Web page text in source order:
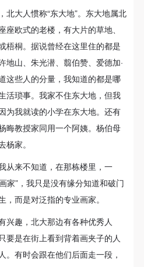
生来得颇为自然，尤其是他
夺，大部分时间只能以画朋
这个原因，不带有过多的目
时体现李宗津在写实方面的
患难之中与周围朋友工友之间
才能，早年所画《东方红》
北大人惯称“东大地”。东大地属北
欧式的老楼，有大片的草地、
梧桐。据说曾经在这里住的都是
地山、朱光潜、翦伯赞、爱德加·
这些人的分量，我知道的都是哪
活琐事。我家不住东大地，但我
为我就读的小学在东大地。还有
晦教授家同用一个阿姨。杨伯母
杨家。
从来不知道，在那栋楼里，一
家”，我只是没有缘分知道和破门
而是对泛指的专业画家。
兴趣，北大那边有各种优秀人
要是在街上看到背着画夹子的人
。有时会跟在他们后面走一段，
的带有甲方肖像的作品内
术馆②中央美术学院校园
教育部策划或执行的一切活
美术学院图书出版、销售
国外。
甲方肖像权的任何媒介
费用由乙方承担。
像的作品无需支付甲方任何
的带有甲方肖像的作品内
术馆②中央美术学院校园
教育部策划或执行的一切活
美术学院图书出版、销售
国外。
甲方肖像权的任何媒介
费用由乙方承担。
像的作品无需支付甲方任何
的带有甲方肖像的作品内
术馆②中央美术学院校园
教育部策划或执行的一切活
美术学院图书出版、销售
国外。
甲方肖像权的任何媒介
费用由乙方承担。
像的作品无需支付甲方任何